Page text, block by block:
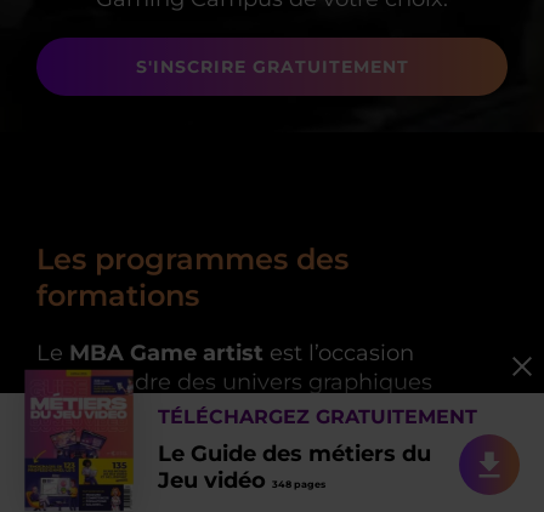
S'INSCRIRE GRATUITEMENT
Les programmes des
formations
Le MBA Game artist est l’occasion
d’apprendre des univers graphiques
immersifs et cohérents. Vous serez en
mesure de maîtriser les techniques
créatives. Là-aussi, management et
gestion de projet apporteront un plus sur
TÉLÉCHARGEZ GRATUITEMENT
Le Guide des métiers du
Jeu vidéo 348 pages